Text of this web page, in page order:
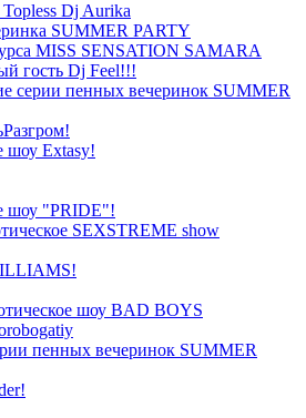
Dj Aurika
SUMMER PARTY
MISS SENSATION SAMARA
гость Dj Feel!!!
серии пенных вечеринок SUMMER
шоу Extasy!
шоу "PRIDE"!
SEXSTREME show
шоу BAD BOYS
пенных вечеринок SUMMER